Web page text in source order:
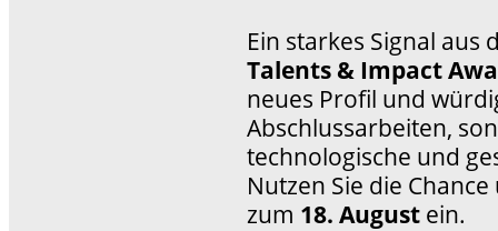
Ein starkes Signal aus
Talents & Impact
neues Profil und
Abschlussarbeiten,
technologische und
Nutzen Sie die
zum 18. August ein.